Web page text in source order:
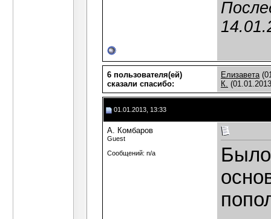
6 пользователя(ей)
сказали cпасибо:
Елизавета
К.
01.01.2013, 13:33
А. Комбаров
Guest
Сообщений: n/a